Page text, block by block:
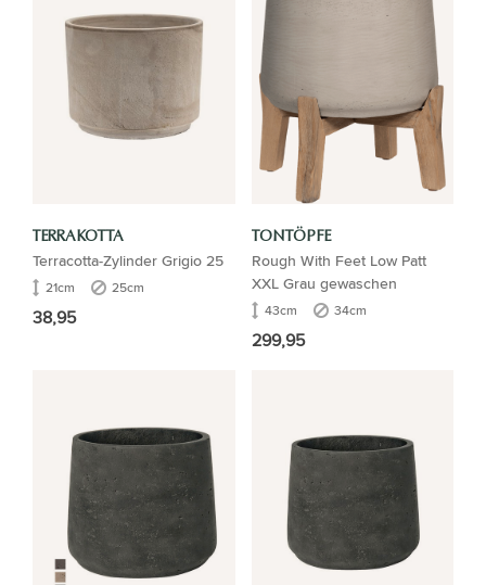
TERRAKOTTA
Terracotta-Zylinder Grigio 25
21cm 25cm
38,95
TONTÖPFE
Rough With Feet Low Patt
XXL Grau gewaschen
43cm 34cm
299,95